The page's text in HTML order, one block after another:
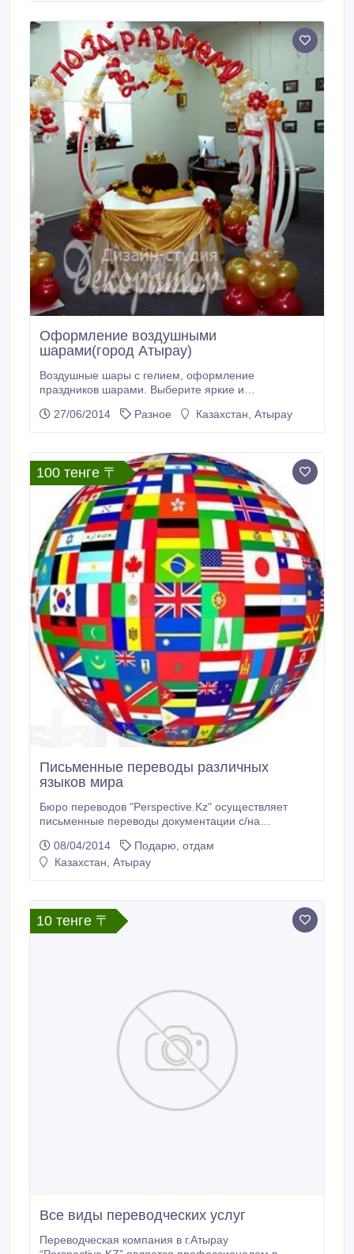
Оформление воздушными
шарами(город Атырау)
Воздушные шары с гелием, оформление
праздников шарами. Выберите яркие и
праздника. Удивите гостей и порадуйте себя. Наши
выставки и корпоративные мероприятия; Дни
рождения и семейные торжества; Детские
праздники; Школьные и университетские праздники,
выпускные; и многое другое.
27/06/2014 Разное Казахстан, Атырау
100 тенге 〒
Письменные переводы различных
языков мира
Бюро переводов "Perspective.Kz" осуществляет
письменные переводы документации с/на
итальянский, немецкий, арабский, турецкий,
португальский, испанский языки.
08/04/2014
Подарю, отдам
Казахстан, Атырау
10 тенге 〒
Все виды переводческих услуг
Переводческая компания в г.Атырау